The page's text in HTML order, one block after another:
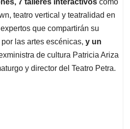
teatro vertical y teatralidad en
que compartirán su
las artes escénicas, y un
de cultura Patricia Ariza
y director del Teatro Petra.